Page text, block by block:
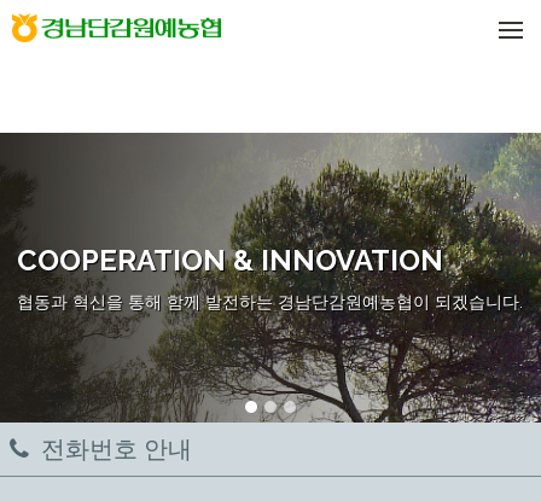
COOPERATION & INNOVATION
협동과 혁신을 통해 함께 발전하는 경남단감원예농협이 되겠습니다.
전화번호 안내